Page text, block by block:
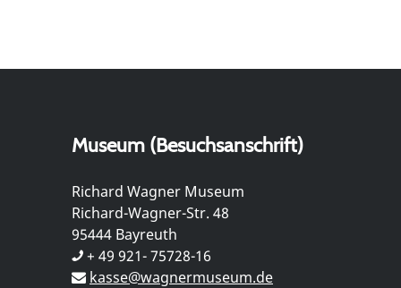
Museum (Besuchsanschrift)
Richard Wagner Museum
Richard-Wagner-Str. 48
95444 Bayreuth
+ 49 921- 75728-16
kasse@wagnermuseum.de